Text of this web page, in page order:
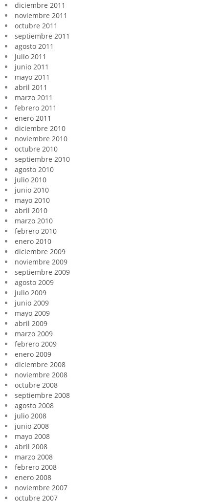
diciembre 2011
noviembre 2011
octubre 2011
septiembre 2011
agosto 2011
julio 2011
junio 2011
mayo 2011
abril 2011
marzo 2011
febrero 2011
enero 2011
diciembre 2010
noviembre 2010
octubre 2010
septiembre 2010
agosto 2010
julio 2010
junio 2010
mayo 2010
abril 2010
marzo 2010
febrero 2010
enero 2010
diciembre 2009
noviembre 2009
septiembre 2009
agosto 2009
julio 2009
junio 2009
mayo 2009
abril 2009
marzo 2009
febrero 2009
enero 2009
diciembre 2008
noviembre 2008
octubre 2008
septiembre 2008
agosto 2008
julio 2008
junio 2008
mayo 2008
abril 2008
marzo 2008
febrero 2008
enero 2008
noviembre 2007
octubre 2007